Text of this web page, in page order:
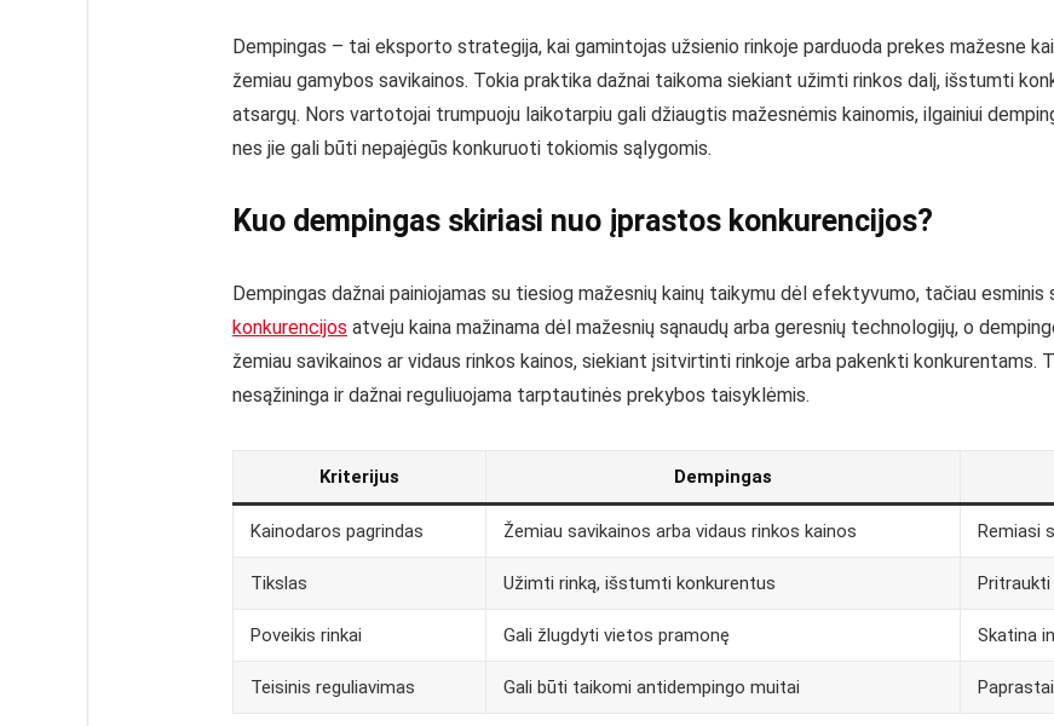
Dempingas – tai eksporto strategija, kai gamintojas užsienio rinkoje parduoda prekes mažesne
žemiau gamybos savikainos. Tokia praktika dažnai taikoma siekiant užimti rinkos dalį, išstumti
atsargų. Nors vartotojai trumpuoju laikotarpiu gali džiaugtis mažesnėmis kainomis, ilgainiui
nes jie gali būti nepajėgūs konkuruoti tokiomis sąlygomis.
Kuo dempingas skiriasi nuo įprastos konkurencijos?
Dempingas dažnai painiojamas su tiesiog mažesnių kainų taikymu dėl efektyvumo, tačiau
konkurencijos atveju kaina mažinama dėl mažesnių sąnaudų arba geresnių technologijų, o
žemiau savikainos ar vidaus rinkos kainos, siekiant įsitvirtinti rinkoje arba pakenkti konkurentams.
nesąžininga ir dažnai reguliuojama tarptautinės prekybos taisyklėmis.
Kriterijus Dempingas
Kainodaros pagrindas Žemiau savikainos arba vidaus rinkos kainos Remiasi
Tikslas Užimti rinką, išstumti konkurentus
Poveikis rinkai Gali žlugdyti vietos pramonę Skatina
Teisinis reguliavimas Gali būti taikomi antidempingo muitai